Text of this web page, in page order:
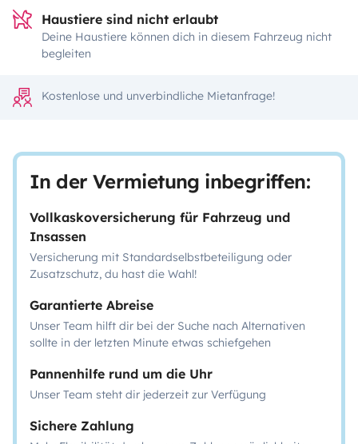
Haustiere sind nicht erlaubt
Deine Haustiere können dich in diesem Fahrzeug nicht
begleiten
Kostenlose und unverbindliche Mietanfrage!
In der Vermietung inbegriffen:
Vollkaskoversicherung für Fahrzeug und
Insassen
Versicherung mit Standardselbstbeteiligung oder
Zusatzschutz, du hast die Wahl!
Garantierte Abreise
Unser Team hilft dir bei der Suche nach Alternativen
sollte in der letzten Minute etwas schiefgehen
Pannenhilfe rund um die Uhr
Unser Team steht dir jederzeit zur Verfügung
Sichere Zahlung